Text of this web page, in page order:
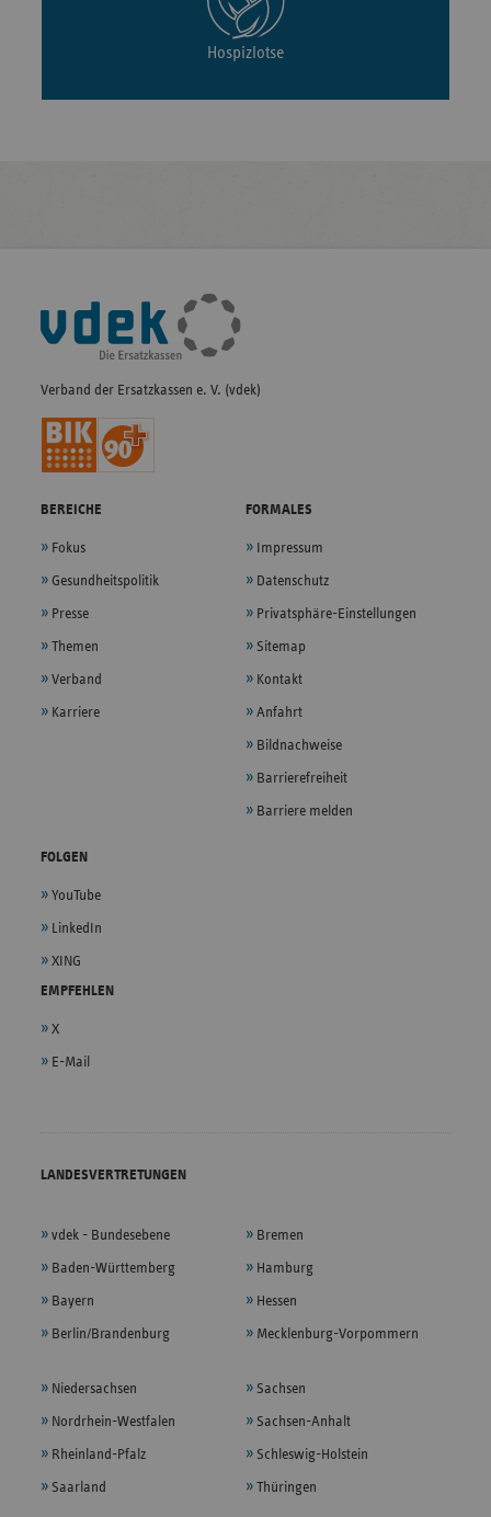
Hospizlotse
Fußleisten-
Navigation
Verband der Ersatzkassen e. V. (vdek)
BEREICHE
Fokus
Gesundheitspolitik
Presse
Themen
Verband
Karriere
FORMALES
Impressum
Datenschutz
Privatsphäre-Einstellungen
Sitemap
Kontakt
Anfahrt
Bildnachweise
Barrierefreiheit
Barriere melden
FOLGEN
YouTube
LinkedIn
XING
EMPFEHLEN
X
E-Mail
LANDESVERTRETUNGEN
vdek - Bundesebene
Baden-Württemberg
Bayern
Berlin/Brandenburg
Bremen
Hamburg
Hessen
Mecklenburg-Vorpommern
Niedersachsen
Nordrhein-Westfalen
Rheinland-Pfalz
Saarland
Sachsen
Sachsen-Anhalt
Schleswig-Holstein
Thüringen